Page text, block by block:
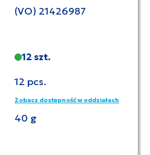
(VO) 21426987
12 szt.
12 pcs.
Zobacz dostępność w oddziałach
40 g